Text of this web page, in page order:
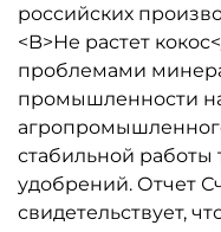
российских
<B>Не растет
проблемами
промышленности
стабильной работы
удобрений. Отчет
свидетельствует,